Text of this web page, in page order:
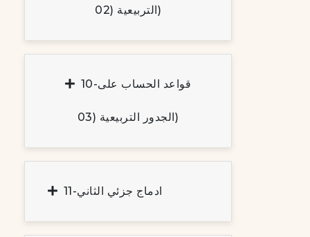
التربيعية (02)
10-قواعد الحساب على
الجدور التربيعية (03)
11-ادماج جزئي الثاني